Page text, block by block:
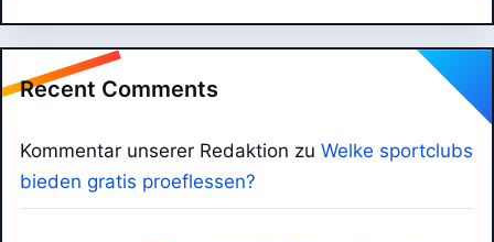
Recent Comments
Kommentar unserer Redaktion zu Welke sportclubs
bieden gratis proeflessen?